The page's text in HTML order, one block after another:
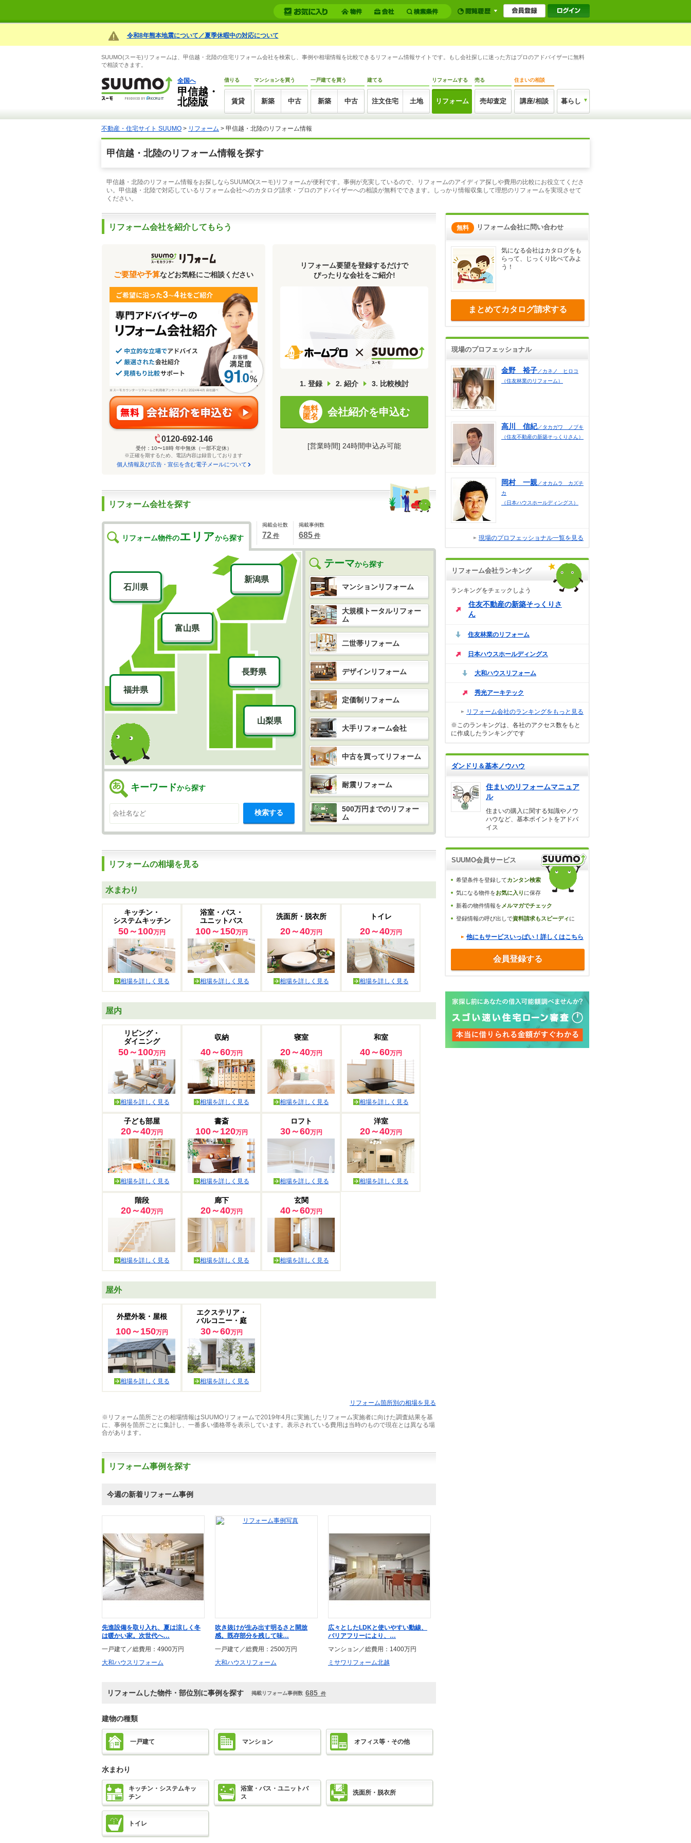
令和8年熊本地震について／夏季休暇中の対応について
SUUMO(スーモ)リフォームは、甲信越・北陸の住宅リフォーム会社を検索し、事例や相場情報を比較できるリフォーム情報サイトです。もし会社探しに迷った方はプロのアドバイザーに無料
で相談できます。
全国へ
甲信越・
北陸版
借りる
賃貸
マンションを買う
新築 中古
一戸建てを買う
新築 中古
建てる
注文住宅 土地
リフォームする
リフォーム
売る
売却査定
住まいの相談
講座/相談 暮らし
不動産・住宅サイト SUUMO > リフォーム > 甲信越・北陸のリフォーム情報
甲信越・北陸のリフォーム情報を探す
甲信越・北陸のリフォーム情報をお探しならSUUMO(スーモ)リフォームが便利です。事例が充実しているので、リフォームのアイディア探しや費用の比較にお役立てくださ
い。甲信越・北陸で対応しているリフォーム会社へのカタログ請求・プロのアドバイザーへの相談が無料でできます。しっかり情報収集して理想のリフォームを実現させて
ください。
リフォーム会社を紹介してもらう
ご要望や予算などお気軽にご相談ください
0120-692-146
受付：10〜18時 年中無休（一部不定休）
※正確を期するため、電話内容は録音しております
個人情報及び広告・宣伝を含む電子メールについて
リフォーム要望を登録するだけで
ぴったりな会社をご紹介!
1. 登録 2. 紹介 3. 比較検討
無料
匿名
会社紹介を申込む
[営業時間] 24時間申込み可能
リフォーム会社を探す
リフォーム物件のエリアから探す
掲載会社数
72 件
掲載事例数
685 件
新潟県
石川県
富山県
長野県
福井県
山梨県
キーワードから探す
検索する
テーマから探す
マンションリフォーム
大規模トータルリフォー
ム
二世帯リフォーム
デザインリフォーム
定価制リフォーム
大手リフォーム会社
中古を買ってリフォーム
耐震リフォーム
500万円までのリフォー
ム
リフォームの相場を見る
水まわり
キッチン・
システムキッチン
50～100万円
相場を詳しく見る
浴室・バス・
ユニットバス
100～150万円
相場を詳しく見る
洗面所・脱衣所
20～40万円
相場を詳しく見る
トイレ
20～40万円
相場を詳しく見る
屋内
リビング・
ダイニング
50～100万円
相場を詳しく見る
収納
40～60万円
相場を詳しく見る
寝室
20～40万円
相場を詳しく見る
和室
40～60万円
相場を詳しく見る
子ども部屋
20～40万円
相場を詳しく見る
書斎
100～120万円
相場を詳しく見る
ロフト
30～60万円
相場を詳しく見る
洋室
20～40万円
相場を詳しく見る
階段
20～40万円
相場を詳しく見る
廊下
20～40万円
相場を詳しく見る
玄関
40～60万円
相場を詳しく見る
屋外
外壁外装・屋根
100～150万円
相場を詳しく見る
エクステリア・
バルコニー・庭
30～60万円
相場を詳しく見る
リフォーム箇所別の相場を見る
※リフォーム箇所ごとの相場情報はSUUMOリフォームで2019年4月に実施したリフォーム実施者に向けた調査結果を基
に、事例を箇所ごとに集計し、一番多い価格帯を表示しています。表示されている費用は当時のもので現在とは異なる場
合があります。
リフォーム事例を探す
今週の新着リフォーム事例
先進設備を取り入れ、夏は涼しく冬
は暖かい家。次世代へ…
一戸建て／総費用：4900万円
大和ハウスリフォーム
吹き抜けが生み出す明るさと開放
感。既存部分を残して味…
一戸建て／総費用：2500万円
大和ハウスリフォーム
広々としたLDKと使いやすい動線、
バリアフリーにより、…
マンション／総費用：1400万円
ミサワリフォーム北越
リフォームした物件・部位別に事例を探す 掲載リフォーム事例数 685 件
建物の種類
一戸建て マンション オフィス等・その他
水まわり
キッチン・システムキッ
チン
浴室・バス・ユニットバ
ス
洗面所・脱衣所
トイレ
無料 リフォーム会社に問い合わせ
気になる会社はカタログをも
らって、じっくり比べてみよ
う！
まとめてカタログ請求する
現場のプロフェッショナル
金野 裕子／カネノ ヒロコ
（住友林業のリフォーム）
高川 信紀／タカガワ ノブキ
（住友不動産の新築そっくりさん）
岡村 一親／オカムラ カズチ
カ
（日本ハウスホールディングス）
現場のプロフェッショナル一覧を見る
リフォーム会社ランキング
ランキングをチェックしよう
住友不動産の新築そっくりさ
ん
住友林業のリフォーム
日本ハウスホールディングス
大和ハウスリフォーム
秀光アーキテック
リフォーム会社のランキングをもっと見る
※このランキングは、各社のアクセス数をもと
に作成したランキングです
ダンドリ＆基本ノウハウ
住まいのリフォームマニュア
ル
住まいの購入に関する知識やノウ
ハウなど、基本ポイントをアドバ
イス
SUUMO会員サービス
希望条件を登録してカンタン検索
気になる物件をお気に入り に保存
新着の物件情報を メルマガでチェック
登録情報の呼び出しで資料請求もスピーディに
他にもサービスいっぱい！詳しくはこちら
会員登録する